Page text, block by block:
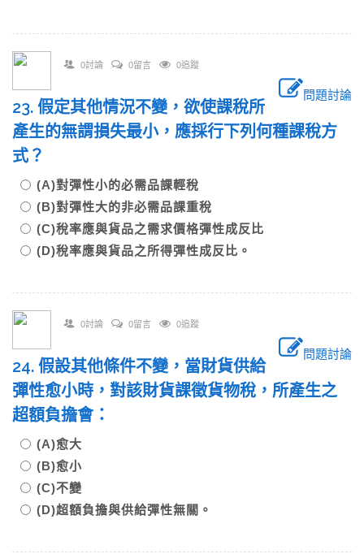
0討論 0留言 0追蹤
問題討論
23. 假定其他情況不變，欲使課稅所
產生的無謂損失最小，應採行下列何種課稅方
式？
(A)對彈性小的必需品課輕稅
(B)對彈性大的非必需品課重稅
(C)稅率應與貨品之需求價格彈性成反比
(D)稅率應與貨品之所得彈性成反比。
0討論 0留言 0追蹤
問題討論
24. 假設其他條件不變，當財貨供給
彈性愈小時，對該財貨課徵貨物稅，所產生之
超額負擔會：
(A)愈大
(B)愈小
(C)不變
(D)超額負擔與供給彈性無關。